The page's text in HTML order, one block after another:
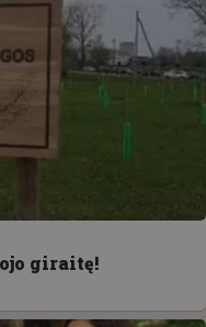
giraitę!